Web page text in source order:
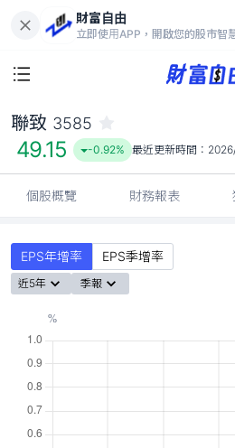
財富自由
立即使用APP，開啟您的股市智
49.15
-0.92%
聯致 3585
49.15 -0.92% 最近更新時間：
個股概覽 財務報表
EPS年增率 EPS季增率
近5年 季報